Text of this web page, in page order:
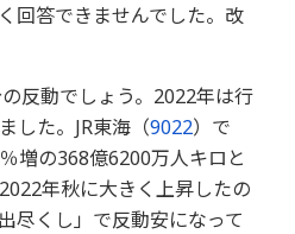
回答できませんでした。改
反動でしょう。2022年は行
した。JR東海（9022）で
増の368億6200万人キロと
年秋に大きく上昇したの
尽くし」で反動安になって